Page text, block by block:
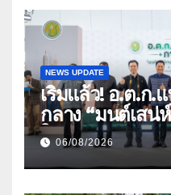
NEWS UPDATE
เริ่มแล้ว! อ.ต.ก.
กลาง “มนต์เสน่
ใจกลางมหานค
สินค้าเกษตรคุณ
นี้ – 8 สิงหาคม
06/08/2026